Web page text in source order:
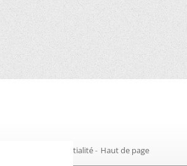
Politique de confidentialité- Haut de page